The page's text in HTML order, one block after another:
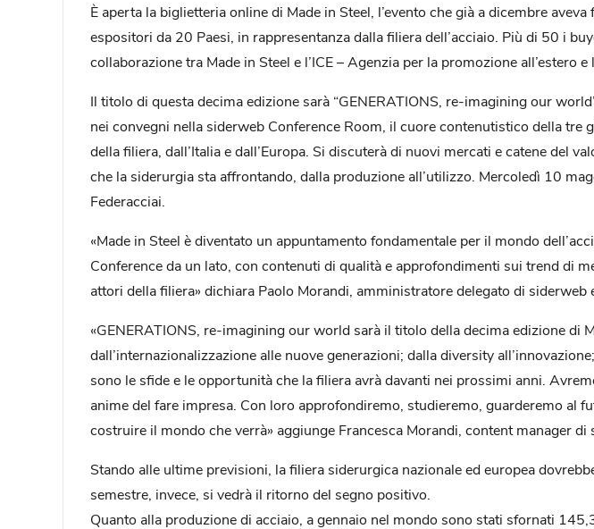
È aperta la biglietteria online di Made in Steel, l’evento che già a dicembre
espositori da 20 Paesi, in rappresentanza dalla filiera dell’acciaio. Più di 50 i
collaborazione tra Made in Steel e l’ICE – Agenzia per la promozione all’estero
Il titolo di questa decima edizione sarà “GENERATIONS, re-imagining our
nei convegni nella siderweb Conference Room, il cuore contenutistico della
della filiera, dall’Italia e dall’Europa. Si discuterà di nuovi mercati e catene del
che la siderurgia sta affrontando, dalla produzione all’utilizzo. Mercoledì 10
Federacciai.
«Made in Steel è diventato un appuntamento fondamentale per il mondo
Conference da un lato, con contenuti di qualità e approfondimenti sui trend di
attori della filiera» dichiara Paolo Morandi, amministratore delegato di siderweb
«GENERATIONS, re-imagining our world sarà il titolo della decima edizione di
dall’internazionalizzazione alle nuove generazioni; dalla diversity
sono le sfide e le opportunità che la filiera avrà davanti nei prossimi anni.
anime del fare impresa. Con loro approfondiremo, studieremo, guarderemo al
costruire il mondo che verrà» aggiunge Francesca Morandi, content manager di
Stando alle ultime previsioni, la filiera siderurgica nazionale ed europea
semestre, invece, si vedrà il ritorno del segno positivo.
Quanto alla produzione di acciaio, a gennaio nel mondo sono stati sfornati